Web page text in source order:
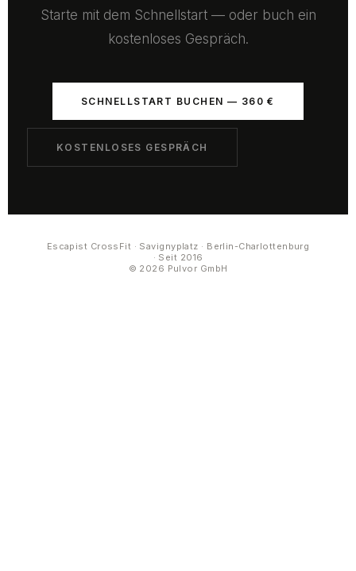
Starte mit dem Schnellstart — oder buch ein
kostenloses Gespräch.
SCHNELLSTART BUCHEN — 360 €
KOSTENLOSES GESPRÄCH
Escapist CrossFit · Savignyplatz · Berlin-Charlottenburg
· Seit 2016
© 2026 Pulvor GmbH